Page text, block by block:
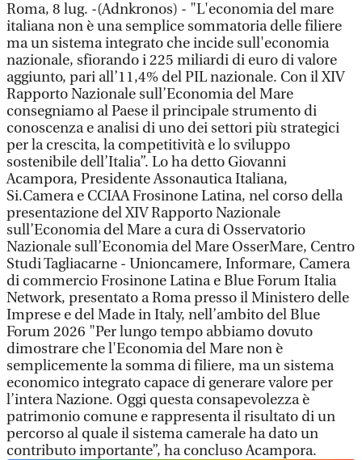
Roma, 8 lug. -(Adnkronos) - "L'economia del mare
italiana non è una semplice sommatoria delle filiere
ma un sistema integrato che incide sull'economia
nazionale, sfiorando i 225 miliardi di euro di valore
aggiunto, pari all’11,4% del PIL nazionale. Con il XIV
Rapporto Nazionale sull’Economia del Mare
consegniamo al Paese il principale strumento di
conoscenza e analisi di uno dei settori più strategici
per la crescita, la competitività e lo sviluppo
sostenibile dell’Italia”. Lo ha detto Giovanni
Acampora, Presidente Assonautica Italiana,
Si.Camera e CCIAA Frosinone Latina, nel corso della
presentazione del XIV Rapporto Nazionale
sull’Economia del Mare a cura di Osservatorio
Nazionale sull’Economia del Mare OsserMare, Centro
Studi Tagliacarne - Unioncamere, Informare, Camera
di commercio Frosinone Latina e Blue Forum Italia
Network, presentato a Roma presso il Ministero delle
Imprese e del Made in Italy, nell’ambito del Blue
Forum 2026 "Per lungo tempo abbiamo dovuto
dimostrare che l'Economia del Mare non è
semplicemente la somma di filiere, ma un sistema
economico integrato capace di generare valore per
l’intera Nazione. Oggi questa consapevolezza è
patrimonio comune e rappresenta il risultato di un
percorso al quale il sistema camerale ha dato un
contributo importante”, ha concluso Acampora.